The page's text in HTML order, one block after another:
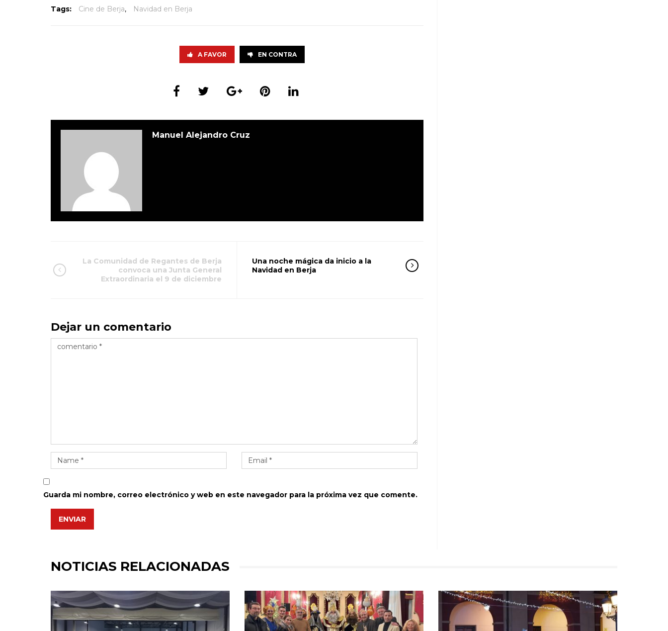
Tags: Cine de Berja, Navidad en Berja
A FAVOR EN CONTRA
Manuel Alejandro Cruz
La Comunidad de Regantes de Berja
convoca una Junta General
Extraordinaria el 9 de diciembre
Una noche mágica da inicio a la
Navidad en Berja
Dejar un comentario
Guarda mi nombre, correo electrónico y web en este navegador para la próxima vez que comente.
ENVIAR
NOTICIAS RELACIONADAS